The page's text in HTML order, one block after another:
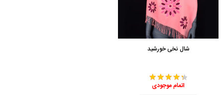
شال نخی خورشید
اتمام موجودی